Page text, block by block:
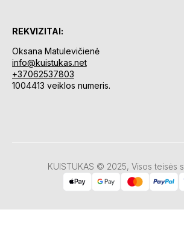
REKVIZITAI:
Oksana Matulevičienė
info@kuistukas.net
+37062537803
1004413 veiklos numeris.
KUISTUKAS © 2025, Visos teisės